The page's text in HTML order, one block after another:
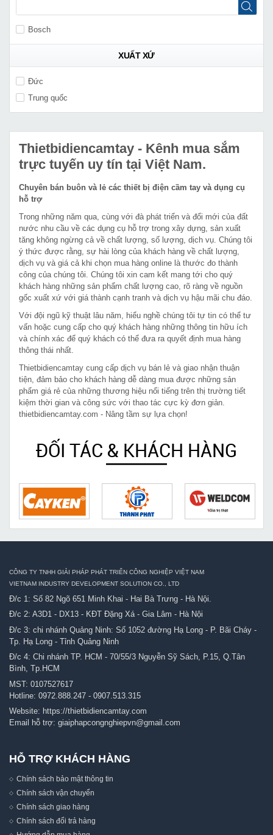
Bosch
XUẤT XỨ
Đức
Trung quốc
Thietbidiencamtay - Kênh mua sắm
trực tuyến uy tín tại Việt Nam.
Chuyên bán buôn và lẻ các thiết bị điện cầm tay và dụng cụ
hỗ trợ
Trong những năm qua, cùng với đà phát triển và đổi mới của đất
nước nhu cầu về các dụng cụ hỗ trợ trong xây dựng, sản xuất
tăng không ngừng cả về chất lượng, số lượng, dịch vụ. Chúng tôi
ý thức được rằng, sự hài lòng của khách hàng về chất lượng,
dịch vụ và giá cả khi chọn mua hàng online là thước đo thành
công của chúng tôi. Chúng tôi xin cam kết mang tới cho quý
khách hàng những sản phẩm chất lượng cao, rõ ràng về nguồn
gốc xuất xứ với giá thành cạnh tranh và dịch vụ hậu mãi chu đáo.
Với đội ngũ kỹ thuật lâu năm, hiểu nghề chúng tôi tự tin có thể tư
vấn hoặc cung cấp cho quý khách hàng những thông tin hữu ích
và chính xác để quý khách có thể đưa ra quyết định mua hàng
thông thái nhất.
Thietbidiencamtay cung cấp dịch vụ bán lẻ và giao nhận thuận
tiện, đảm bảo cho khách hàng dễ dàng mua được những sản
phẩm giá rẻ của những thương hiệu nổi tiếng trên thị trường tiết
kiệm thời gian và công sức với thao tác cực kỳ đơn giản.
thietbidiencamtay.com - Nâng tầm sự lựa chọn!
ĐỐI TÁC & KHÁCH HÀNG
CÔNG TY TNHH GIẢI PHÁP PHÁT TRIỂN CÔNG NGHIỆP VIỆT NAM
VIETNAM INDUSTRY DEVELOPMENT SOLUTION CO., LTD
Đ/c 1: Số 82 Ngõ 651 Minh Khai - Hai Bà Trưng - Hà Nội.
Đ/c 2: A3D1 - DX13 - KĐT Đặng Xá - Gia Lâm - Hà Nội
Đ/c 3: chi nhánh Quảng Ninh: Số 1052 đường Hạ Long - P. Bãi Cháy -
Tp. Hạ Long - Tỉnh Quảng Ninh
Đ/c 4: Chi nhánh TP. HCM - 70/55/3 Nguyễn Sỹ Sách, P.15, Q.Tân
Bình, Tp.HCM
MST: 0107527617
Hotline: 0972.888.247 - 0907.513.315
Website: https://thietbidiencamtay.com
Email hỗ trợ: giaiphapcongnghiepvn@gmail.com
HỖ TRỢ KHÁCH HÀNG
Chính sách bảo mật thông tin
Chính sách vận chuyển
Chính sách giao hàng
Chính sách đổi trả hàng